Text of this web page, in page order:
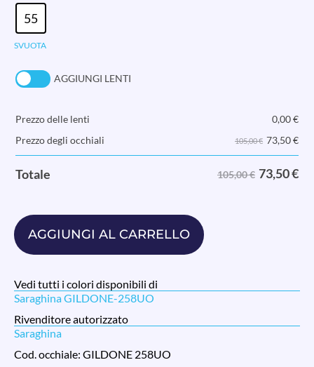
55
SVUOTA
AGGIUNGI LENTI
Prezzo delle lenti 0,00€
Prezzo degli occhiali
105,00 € 73,50€
Totale 105,00 € 73,50€
AGGIUNGI AL CARRELLO
Vedi tutti i colori disponibili di
Saraghina GILDONE-258UO
Rivenditore autorizzato
Saraghina
Cod. occhiale: GILDONE 258UO